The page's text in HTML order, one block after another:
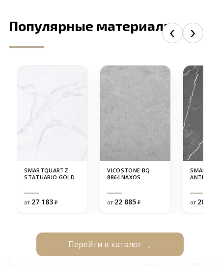
Популярные материалы
SMARTQUARTZ
STATUARIO GOLD
от 27 183 ₽
VICOSTONE BQ
8864 NAXOS
от 22 885 ₽ от 20 230
Перейти в каталог